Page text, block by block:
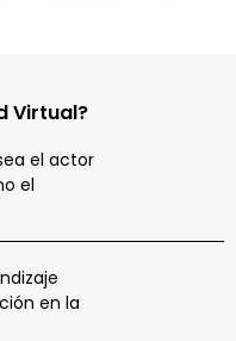
Virtual?
el actor
el
en la